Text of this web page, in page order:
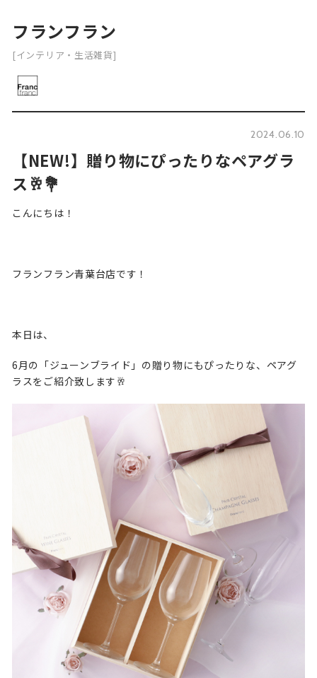
フランフラン
[インテリア・生活雑貨]
2024.06.10
【NEW!】贈り物にぴったりなペアグラ
ス🥂💐
こんにちは！
フランフラン青葉台店です！
本日は、
6月の「ジューンブライド」の贈り物にもぴったりな、ペアグ
ラスをご紹介致します🥂